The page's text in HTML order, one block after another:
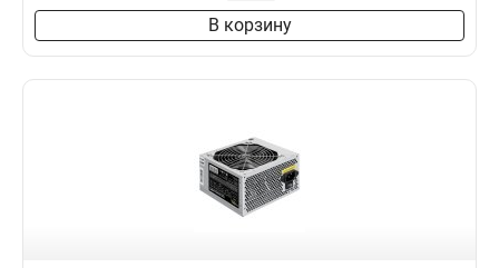
В корзину